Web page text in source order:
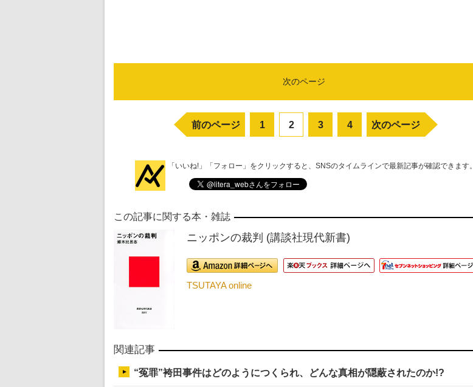
次のページ
前のページ 1 2 3 4 次のページ
「いいね!」「フォロー」をクリックすると、SNSのタイムラインで最新記事が確認できます。
この記事に関する本・雑誌
ニッポンの裁判 (講談社現代新書)
TSUTAYA online
関連記事
“冤罪”袴田事件はどのようにつくられ、どんな真相が隠蔽されたのか!?